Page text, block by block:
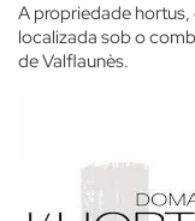
A propriedade hortus,
localizada sob o
de Valflaunès.